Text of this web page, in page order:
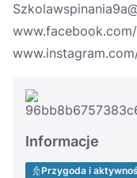
Informacje
Przygoda i